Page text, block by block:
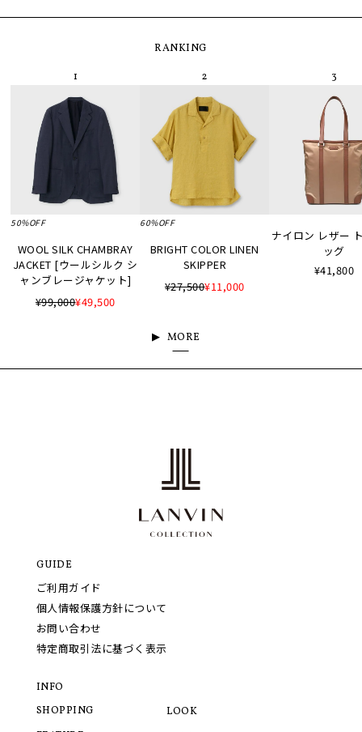
RANKING
50%OFF
WOOL SILK CHAMBRAY
JACKET [ウールシルク シ
ャンブレージャケット]
¥99,000¥49,500
60%OFF
BRIGHT COLOR LINEN
SKIPPER
¥27,500¥11,000
ナイロン レザー
ッグ
¥41,800
MORE
GUIDE
ご利用ガイド
個人情報保護方針について
お問い合わせ
特定商取引法に基づく表示
INFO
SHOPPING
LOOK